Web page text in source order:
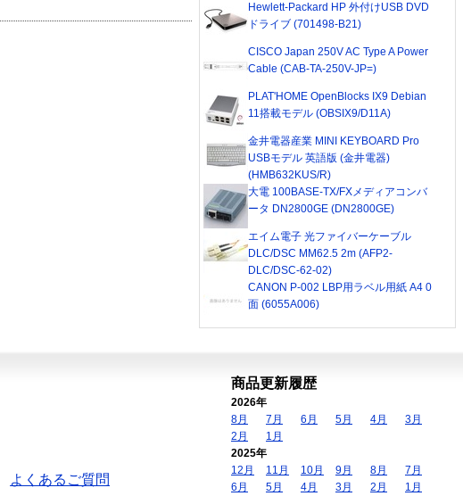
Hewlett-Packard HP 外付けUSB DVD
ドライブ (701498-B21)
CISCO Japan 250V AC Type A Power
Cable (CAB-TA-250V-JP=)
PLAT'HOME OpenBlocks IX9 Debian
11搭載モデル (OBSIX9/D11A)
金井電器産業 MINI KEYBOARD Pro
USBモデル 英語版 (金井電器)
(HMB632KUS/R)
大電 100BASE-TX/FXメディアコンバ
ータ DN2800GE (DN2800GE)
エイム電子 光ファイバーケーブル
DLC/DSC MM62.5 2m (AFP2-
DLC/DSC-62-02)
CANON P-002 LBP用ラベル用紙 A4 0
面 (6055A006)
よくあるご質問
商品更新履歴
2026年
8月
7月 6月 5月 4月
3月
2月
1月
2025年
12月
11月 10月 9月 8月
7月
6月
5月 4月 3月 2月
1月